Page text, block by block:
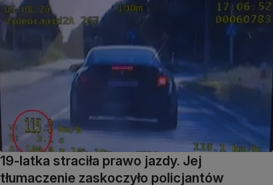
19-latka straciła prawo jazdy. Jej
tłumaczenie zaskoczyło policjantów